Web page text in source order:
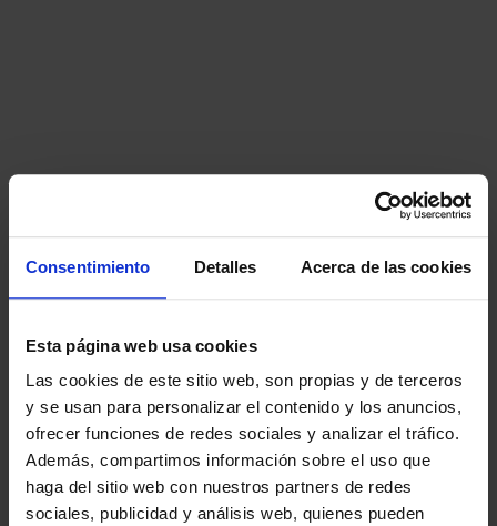
Consentimiento Detalles Acerca de las cookies
Esta página web usa cookies
Las cookies de este sitio web, son propias y de terceros
y se usan para personalizar el contenido y los anuncios,
ofrecer funciones de redes sociales y analizar el tráfico.
Además, compartimos información sobre el uso que
haga del sitio web con nuestros partners de redes
sociales, publicidad y análisis web, quienes pueden